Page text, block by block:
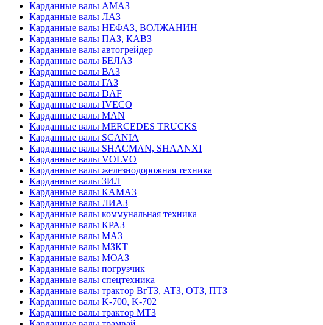
Карданные валы АМАЗ
Карданные валы ЛАЗ
Карданные валы НЕФАЗ, ВОЛЖАНИН
Карданные валы ПАЗ, КАВЗ
Карданные валы автогрейдер
Карданные валы БЕЛАЗ
Карданные валы ВАЗ
Карданные валы ГАЗ
Карданные валы DAF
Карданные валы IVECO
Карданные валы MAN
Карданные валы MERCEDES TRUCKS
Карданные валы SCANIA
Карданные валы SHACMAN, SHAANXI
Карданные валы VOLVO
Карданные валы железнодорожная техника
Карданные валы ЗИЛ
Карданные валы КАМАЗ
Карданные валы ЛИАЗ
Карданные валы коммунальная техника
Карданные валы КРАЗ
Карданные валы МАЗ
Карданные валы МЗКТ
Карданные валы МОАЗ
Карданные валы погрузчик
Карданные валы спецтехника
Карданные валы трактор ВгТЗ, АТЗ, ОТЗ, ПТЗ
Карданные валы K-700, K-702
Карданные валы трактор МТЗ